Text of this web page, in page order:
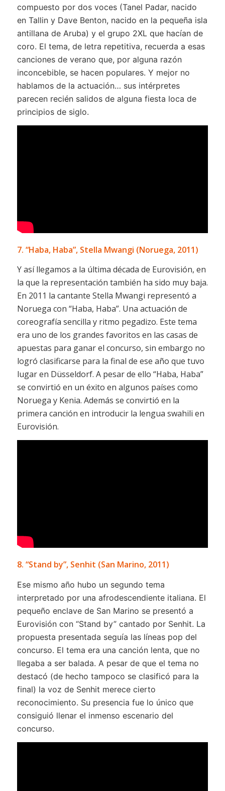
compuesto por dos voces (Tanel Padar, nacido
en Tallin y Dave Benton, nacido en la pequeña isla
antillana de Aruba) y el grupo 2XL que hacían de
coro. El tema, de letra repetitiva, recuerda a esas
canciones de verano que, por alguna razón
inconcebible, se hacen populares. Y mejor no
hablamos de la actuación… sus intérpretes
parecen recién salidos de alguna fiesta loca de
principios de siglo.
7. “Haba, Haba”, Stella Mwangi (Noruega, 2011)
Y así llegamos a la última década de Eurovisión, en
la que la representación también ha sido muy baja.
En 2011 la cantante Stella Mwangi representó a
Noruega con “Haba, Haba”. Una actuación de
coreografía sencilla y ritmo pegadizo. Este tema
era uno de los grandes favoritos en las casas de
apuestas para ganar el concurso, sin embargo no
logró clasificarse para la final de ese año que tuvo
lugar en Düsseldorf. A pesar de ello “Haba, Haba”
se convirtió en un éxito en algunos países como
Noruega y Kenia. Además se convirtió en la
primera canción en introducir la lengua swahili en
Eurovisión.
8. “Stand by”, Senhit (San Marino, 2011)
Ese mismo año hubo un segundo tema
interpretado por una afrodescendiente italiana. El
pequeño enclave de San Marino se presentó a
Eurovisión con “Stand by” cantado por Senhit. La
propuesta presentada seguía las líneas pop del
concurso. El tema era una canción lenta, que no
llegaba a ser balada. A pesar de que el tema no
destacó (de hecho tampoco se clasificó para la
final) la voz de Senhit merece cierto
reconocimiento. Su presencia fue lo único que
consiguió llenar el inmenso escenario del
concurso.